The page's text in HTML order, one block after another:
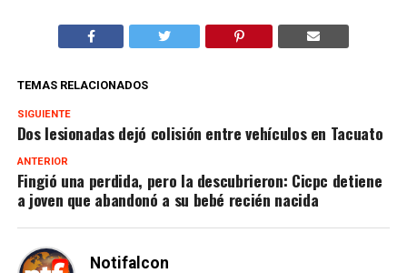
TEMAS RELACIONADOS
SIGUIENTE
Dos lesionadas dejó colisión entre vehículos en Tacuato
ANTERIOR
Fingió una perdida, pero la descubrieron: Cicpc detiene
a joven que abandonó a su bebé recién nacida
Notifalcon